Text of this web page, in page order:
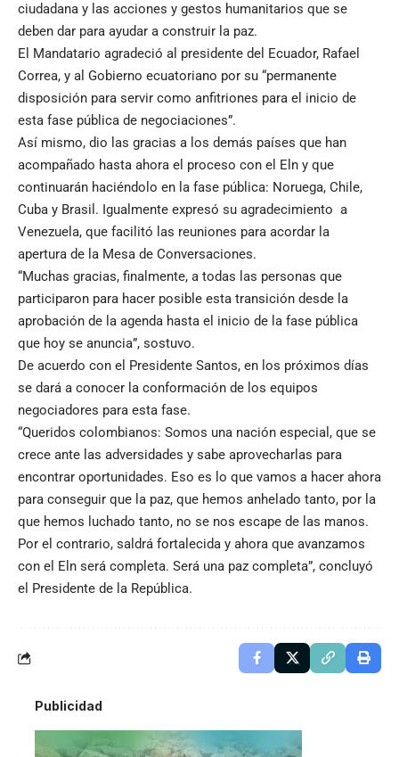
ciudadana y las acciones y gestos humanitarios que se
deben dar para ayudar a construir la paz.
El Mandatario agradeció al presidente del Ecuador, Rafael
Correa, y al Gobierno ecuatoriano por su “permanente
disposición para servir como anfitriones para el inicio de
esta fase pública de negociaciones”.
Así mismo, dio las gracias a los demás países que han
acompañado hasta ahora el proceso con el Eln y que
continuarán haciéndolo en la fase pública: Noruega, Chile,
Cuba y Brasil. Igualmente expresó su agradecimiento a
Venezuela, que facilitó las reuniones para acordar la
apertura de la Mesa de Conversaciones.
“Muchas gracias, finalmente, a todas las personas que
participaron para hacer posible esta transición desde la
aprobación de la agenda hasta el inicio de la fase pública
que hoy se anuncia”, sostuvo.
De acuerdo con el Presidente Santos, en los próximos días
se dará a conocer la conformación de los equipos
negociadores para esta fase.
“Queridos colombianos: Somos una nación especial, que se
crece ante las adversidades y sabe aprovecharlas para
encontrar oportunidades. Eso es lo que vamos a hacer ahora
para conseguir que la paz, que hemos anhelado tanto, por la
que hemos luchado tanto, no se nos escape de las manos.
Por el contrario, saldrá fortalecida y ahora que avanzamos
con el Eln será completa. Será una paz completa”, concluyó
el Presidente de la República.
Publicidad